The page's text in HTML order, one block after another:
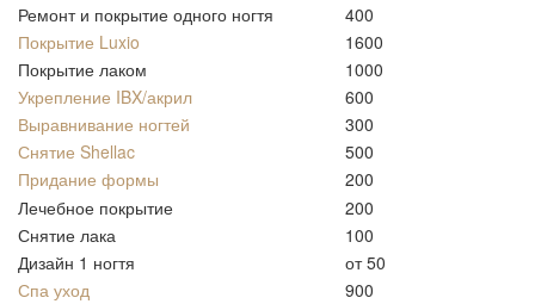
Ремонт и покрытие одного ногтя
400
Покрытие Luxio
1600
Покрытие лаком
1000
Укрепление IBX/акрил
600
Выравнивание ногтей
300
Снятие Shellac
500
Придание формы
200
Лечебное покрытие
200
Снятие лака
100
Дизайн 1 ногтя
от 50
Спа уход
900